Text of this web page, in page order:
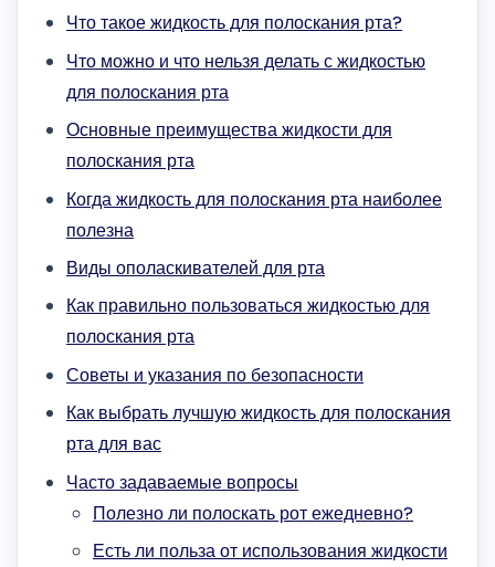
Что такое жидкость для полоскания рта?
Что можно и что нельзя делать с жидкостью
для полоскания рта
Основные преимущества жидкости для
полоскания рта
Когда жидкость для полоскания рта наиболее
полезна
Виды ополаскивателей для рта
Как правильно пользоваться жидкостью для
полоскания рта
Советы и указания по безопасности
Как выбрать лучшую жидкость для полоскания
рта для вас
Часто задаваемые вопросы
Полезно ли полоскать рот ежедневно?
Есть ли польза от использования жидкости